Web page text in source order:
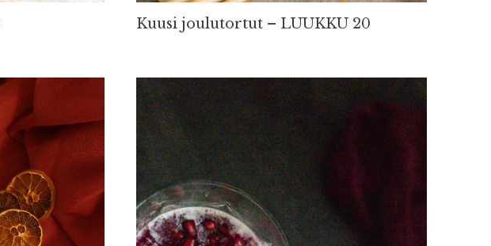
Kuusi joulutortut – LUUKKU 20